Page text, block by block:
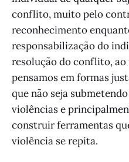
conflito, muito pelo
reconhecimento
responsabilização do
resolução do conflito, ao
pensamos em formas
que não seja
violências e
construir ferramentas
violência se repita.